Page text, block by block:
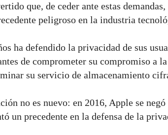
que, de ceder ante estas
peligroso en la industria
ha defendido la privacidad de sus
de comprometer su compromiso a
su servicio de almacenamiento
no es nuevo: en 2016, Apple se
un precedente en la defensa de la